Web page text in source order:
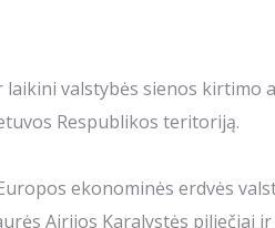
valstybės sienos kirtimo
Respublikos teritoriją.
ekonominės erdvės
Airijos Karalystės piliečiai